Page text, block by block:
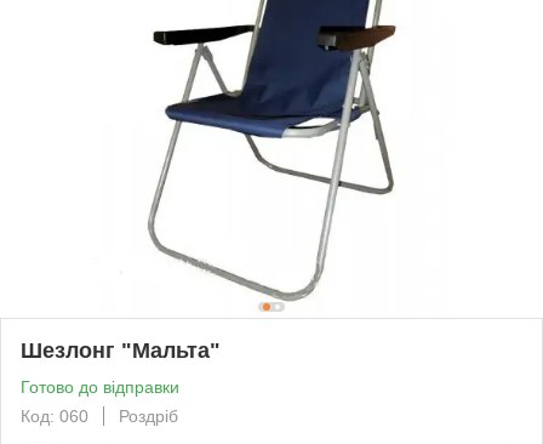
Шезлонг "Мальта"
Готово до відправки
Код: 060
Роздріб